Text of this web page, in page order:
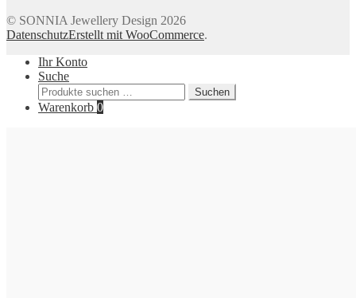
© SONNIA Jewellery Design 2026
DatenschutzErstellt mit WooCommerce.
Ihr Konto
Suche
Suchen
nach:
Suchen
Warenkorb 0